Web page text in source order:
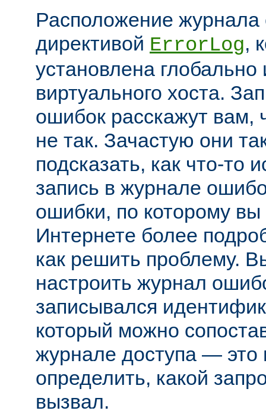
Расположение журнала
директивой ErrorLog,
установлена
виртуального хоста.
ошибок расскажут вам,
не так. Зачастую они
подсказать, как что-то
запись в журнале
ошибки, по которому
Интернете более
как решить проблему.
настроить журнал
записывался
который можно
журнале доступа — это
определить, какой
вызвал.